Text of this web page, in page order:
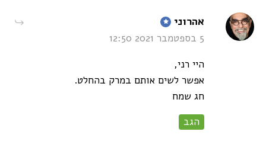
אהרוני says:
5 בספטמבר 2021 12:50
היי רני,
אפשר לשים אותם במרק בהחלט.
חג שמח
הגב